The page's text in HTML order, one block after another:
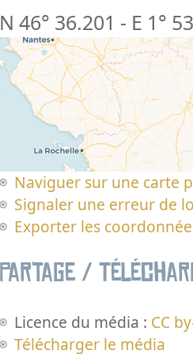
N 46° 36.201 - E 1°
Naviguer sur une carte
Signaler une erreur de
Exporter les
Partage /
Licence du média : CC
Télécharger le média